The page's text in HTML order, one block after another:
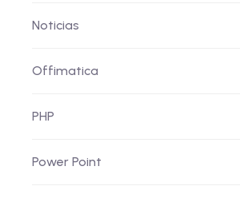
Noticias
Offimatica
PHP
Power Point